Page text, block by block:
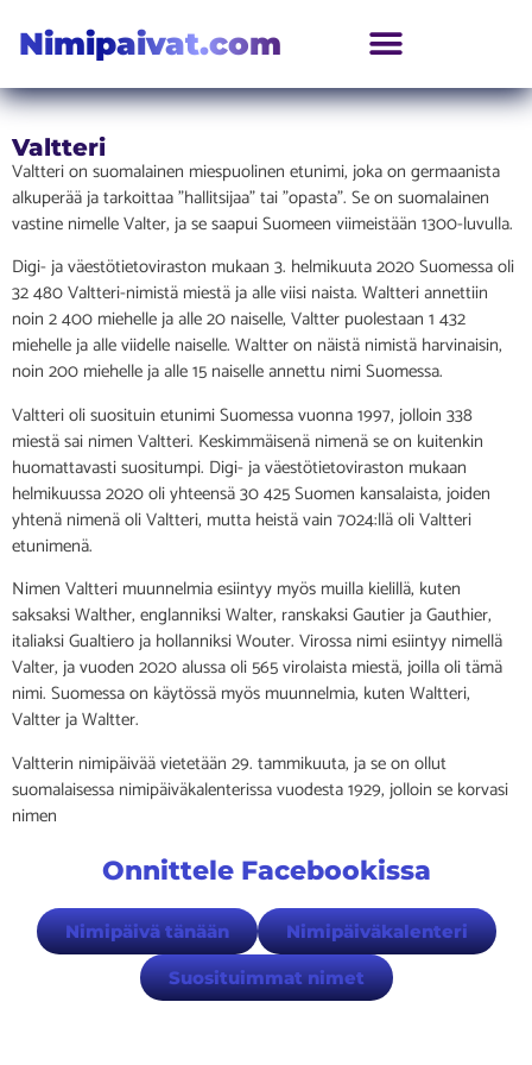
Nimipaivat.com
Valtteri
Valtteri on suomalainen miespuolinen etunimi, joka on germaanista
alkuperää ja tarkoittaa ”hallitsijaa” tai ”opasta”. Se on suomalainen
vastine nimelle Valter, ja se saapui Suomeen viimeistään 1300-luvulla.
Digi- ja väestötietoviraston mukaan 3. helmikuuta 2020 Suomessa oli
32 480 Valtteri-nimistä miestä ja alle viisi naista. Waltteri annettiin
noin 2 400 miehelle ja alle 20 naiselle, Valtter puolestaan 1 432
miehelle ja alle viidelle naiselle. Waltter on näistä nimistä harvinaisin,
noin 200 miehelle ja alle 15 naiselle annettu nimi Suomessa.
Valtteri oli suosituin etunimi Suomessa vuonna 1997, jolloin 338
miestä sai nimen Valtteri. Keskimmäisenä nimenä se on kuitenkin
huomattavasti suositumpi. Digi- ja väestötietoviraston mukaan
helmikuussa 2020 oli yhteensä 30 425 Suomen kansalaista, joiden
yhtenä nimenä oli Valtteri, mutta heistä vain 7024:llä oli Valtteri
etunimenä.
Nimen Valtteri muunnelmia esiintyy myös muilla kielillä, kuten
saksaksi Walther, englanniksi Walter, ranskaksi Gautier ja Gauthier,
italiaksi Gualtiero ja hollanniksi Wouter. Virossa nimi esiintyy nimellä
Valter, ja vuoden 2020 alussa oli 565 virolaista miestä, joilla oli tämä
nimi. Suomessa on käytössä myös muunnelmia, kuten Waltteri,
Valtter ja Waltter.
Valtterin nimipäivää vietetään 29. tammikuuta, ja se on ollut
suomalaisessa nimipäiväkalenterissa vuodesta 1929, jolloin se korvasi
nimen
Onnittele Facebookissa
Nimipäivä tänään Nimipäiväkalenteri
Suosituimmat nimet